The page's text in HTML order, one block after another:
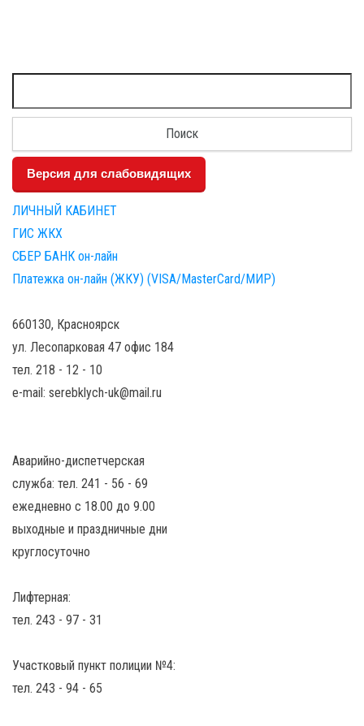
Версия для слабовидящих
ЛИЧНЫЙ КАБИНЕТ
ГИС ЖКХ
СБЕР БАНК он-лайн
Платежка он-лайн (ЖКУ) (VISA/MasterCard/МИР)
660130, Красноярск
ул. Лесопарковая 47 офис 184
тел. 218 - 12 - 10
e-mail: serebklych-uk@mail.ru
Аварийно-диспетчерская
служба: тел. 241 - 56 - 69
ежедневно с 18.00 до 9.00
выходные и праздничные дни
круглосуточно
Лифтерная:
тел. 243 - 97 - 31
Участковый пункт полиции №4:
тел. 243 - 94 - 65